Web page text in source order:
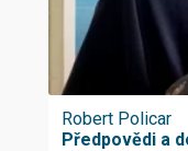
Robert Policar
Předpovědi a